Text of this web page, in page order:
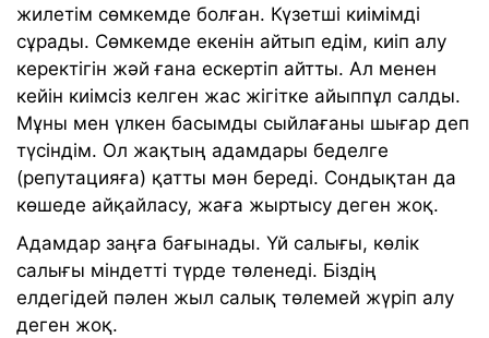
жилетім сөмкемде болған. Күзетші киімімді
сұрады. Сөмкемде екенін айтып едім, киіп алу
керектігін жәй ғана ескертіп айтты. Ал менен
кейін киімсіз келген жас жігітке айыппұл салды.
Мұны мен үлкен басымды сыйлағаны шығар деп
түсіндім. Ол жақтың адамдары беделге
(репутацияға) қатты мән береді. Сондықтан да
көшеде айқайласу, жаға жыртысу деген жоқ.
Адамдар заңға бағынады. Үй салығы, көлік
салығы міндетті түрде төленеді. Біздің
елдегідей пәлен жыл салық төлемей жүріп алу
деген жоқ.